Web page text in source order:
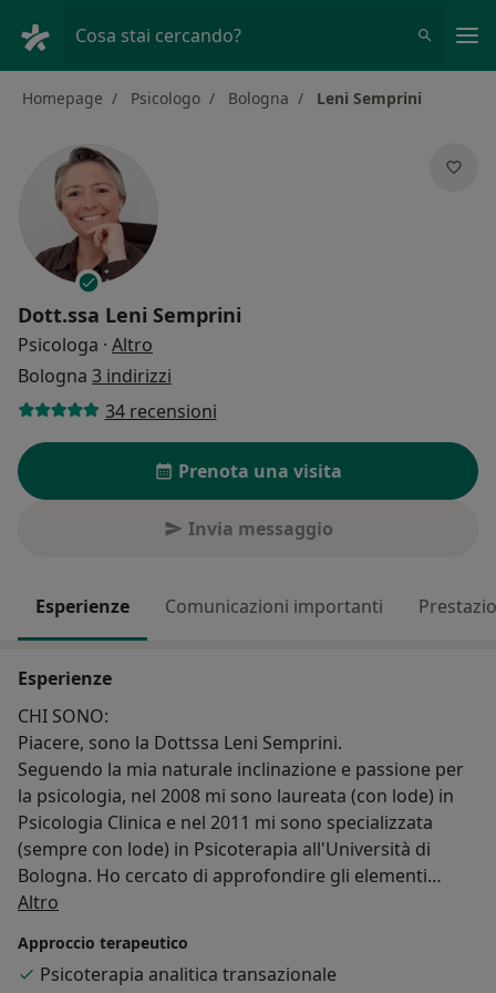
Cosa stai cercando?
Homepage Psicologo Bologna Leni Semprini
Dott.ssa Leni Semprini
Psicologa · Altro
Bologna 3 indirizzi
34 recensioni
Prenota una visita
Invia messaggio
Esperienze Comunicazioni importanti
Esperienze
CHI SONO:
Piacere, sono la Dottssa Leni Semprini.
Seguendo la mia naturale inclinazione e passione per
la psicologia, nel 2008 mi sono laureata (con lode) in
Psicologia Clinica e nel 2011 mi sono specializzata
(sempre con lode) in Psicoterapia all'Università di
Bologna. Ho cercato di approfondire gli elementi
terapeutici comuni ai diversi modelli psicologici e di
possibili per aiutare le persone (mutuandole dalla
Psicoanalisi, dalla Gestalt, dal Cognitivismo
Altro
Approccio terapeutico
Psicoterapia analitica transazionale